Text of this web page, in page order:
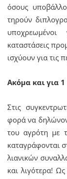
όσους
τηρούν
καταστάσεις
ισχύουν για τις
Ακόμα και για
Στις
φορά να
του αγρότη με
καταγράφονται
λιανικών
και λιγότερα!